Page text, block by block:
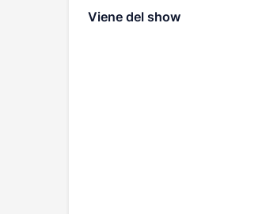
Viene del show